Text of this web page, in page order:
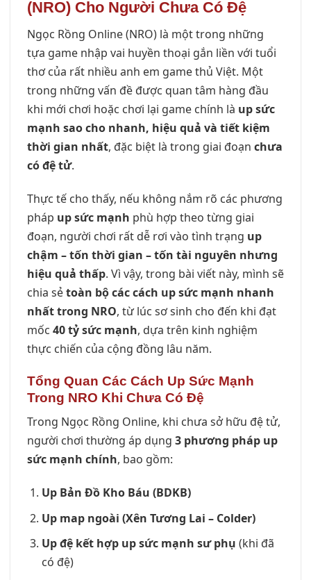
(NRO) Cho Người Chưa Có Đệ
Ngọc Rồng Online (NRO) là một trong những
tựa game nhập vai huyền thoại gắn liền với tuổi
thơ của rất nhiều anh em game thủ Việt. Một
trong những vấn đề được quan tâm hàng đầu
khi mới chơi hoặc chơi lại game chính là up sức
mạnh sao cho nhanh, hiệu quả và tiết kiệm
thời gian nhất, đặc biệt là trong giai đoạn chưa
có đệ tử.
Thực tế cho thấy, nếu không nắm rõ các phương
pháp up sức mạnh phù hợp theo từng giai
đoạn, người chơi rất dễ rơi vào tình trạng up
chậm – tốn thời gian – tốn tài nguyên nhưng
hiệu quả thấp. Vì vậy, trong bài viết này, mình sẽ
chia sẻtoàn bộ các cách up sức mạnh nhanh
nhất trong NRO, từ lúc sơ sinh cho đến khi đạt
mốc 40 tỷ sức mạnh, dựa trên kinh nghiệm
thực chiến của cộng đồng lâu năm.
Tổng Quan Các Cách Up Sức Mạnh
Trong NRO Khi Chưa Có Đệ
Trong Ngọc Rồng Online, khi chưa sở hữu đệ tử,
người chơi thường áp dụng 3 phương pháp up
sức mạnh chính, bao gồm:
Up Bản Đồ Kho Báu (BDKB)
Up map ngoài (Xên Tương Lai – Colder)
Up đệ kết hợp up sức mạnh sư phụ (khi đã
có đệ)